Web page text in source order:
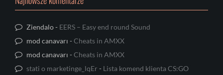
Ziendalo- EERS – Easy end round Sound
mod canavarı -Cheats in AMXX
mod canavarı -Cheats in AMXX
stati o marketinge_lqEr - Lista komend klienta CS:GO